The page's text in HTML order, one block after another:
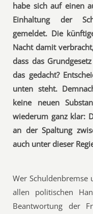
habe sich auf einen
Einhaltung der
gemeldet. Die
Nacht damit
dass das
das gedacht?
unten steht.
keine neuen
wiederum ganz klar:
an der Spaltung
auch unter dieser
Wer Schuldenbremse
allen politischen
Beantwortung der